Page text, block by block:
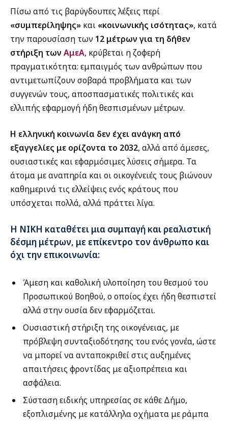
Πίσω από τις βαρύγδουπες λέξεις περί
«συμπερίληψης» και «κοινωνικής ισότητας», κατά
την παρουσίαση των 12 μέτρων για τη δήθεν
στήριξη των ΑμεΑ, κρύβεται η ζοφερή
πραγματικότητα: εμπαιγμός των ανθρώπων που
αντιμετωπίζουν σοβαρά προβλήματα και των
συγγενών τους, αποσπασματικές πολιτικές και
ελλιπής εφαρμογή ήδη θεσπισμένων μέτρων.
Η ελληνική κοινωνία δεν έχει ανάγκη από
εξαγγελίες με ορίζοντα το 2032, αλλά από άμεσες,
ουσιαστικές και εφαρμόσιμες λύσεις σήμερα. Τα
άτομα με αναπηρία και οι οικογένειές τους βιώνουν
καθημερινά τις ελλείψεις ενός κράτους που
υπόσχεται πολλά, αλλά πράττει λίγα.
Η ΝΙΚΗ καταθέτει μια συμπαγή και ρεαλιστική
δέσμη μέτρων, με επίκεντρο τον άνθρωπο και
όχι την επικοινωνία:
Άμεση και καθολική υλοποίηση του θεσμού του
Προσωπικού Βοηθού, ο οποίος έχει ήδη θεσπιστεί
αλλά στην ουσία δεν εφαρμόζεται.
Ουσιαστική στήριξη της οικογένειας, με
πρόβλεψη συνταξιοδότησης του ενός γονέα, ώστε
να μπορεί να ανταποκριθεί στις αυξημένες
απαιτήσεις φροντίδας με αξιοπρέπεια και
ασφάλεια.
Σύσταση ειδικής υπηρεσίας σε κάθε Δήμο,
εξοπλισμένης με κατάλληλα οχήματα με ράμπα